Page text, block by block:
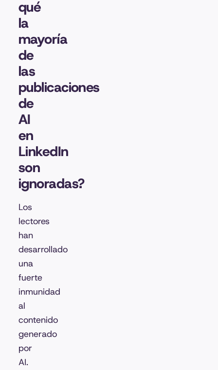
qué
la
mayoría
de
las
publicaciones
de
AI
en
LinkedIn
son
ignoradas?
Los
lectores
han
desarrollado
una
fuerte
inmunidad
al
contenido
generado
por
AI.